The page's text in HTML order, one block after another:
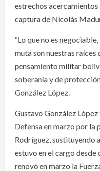
estrechos
captura de Nicolás
“Lo que no es
muta son nuestras raíces
pensamiento militar
soberanía y de
González López.
Gustavo González
Defensa en marzo por la
Rodríguez, sustituyendo
estuvo en el cargo
renovó en marzo la